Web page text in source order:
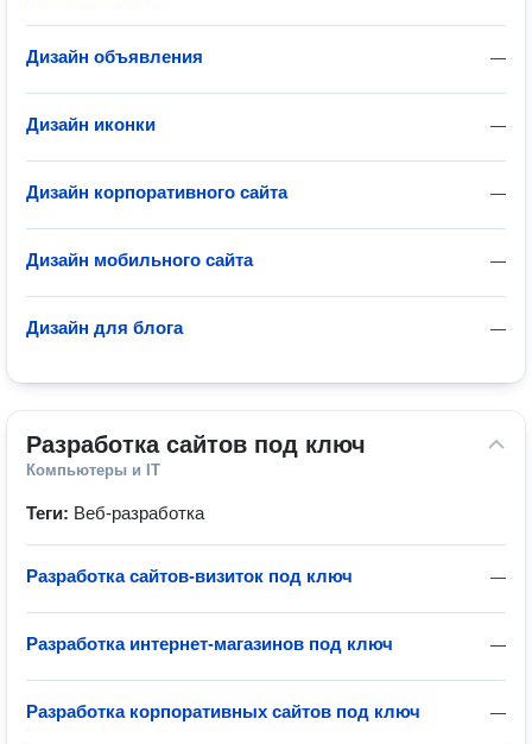
—
Дизайн объявления
—
Дизайн иконки
—
Дизайн корпоративного сайта
—
Дизайн мобильного сайта
—
Дизайн для блога
Разработка сайтов под ключ
Компьютеры и IT
Теги: Веб-разработка
—
Разработка сайтов-визиток под ключ
—
Разработка интернет-магазинов под ключ
—
Разработка корпоративных сайтов под ключ